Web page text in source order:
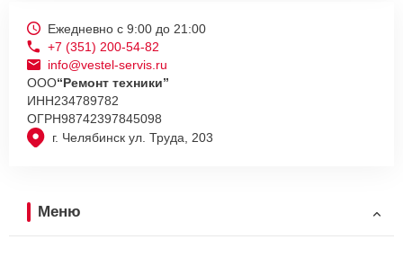
г. Челябинск ул. Труда, 203
Ежедневно с 9:00 до 21:00
+7 (351) 200-54-82
info@vestel-servis.ru
ООО“Ремонт техники”
ИНН234789782
ОГРН98742397845098
Меню